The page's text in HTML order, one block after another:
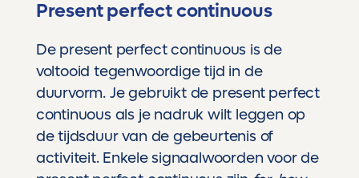
Present perfect continuous
De present perfect continuous is de
voltooid tegenwoordige tijd in de
duurvorm. Je gebruikt de present perfect
continuous als je nadruk wilt leggen op
de tijdsduur van de gebeurtenis of
activiteit. Enkele signaalwoorden voor de